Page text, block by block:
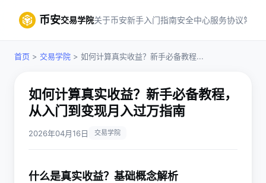
币安交易学院关于币安新手入门指南安全中心服务协议常见
首页 > 交易学院 > 如何计算真实收益？新手必备教程...
如何计算真实收益？新手必备教程，
从入门到变现月入过万指南
2026年04月16日 交易学院
什么是真实收益？基础概念解析